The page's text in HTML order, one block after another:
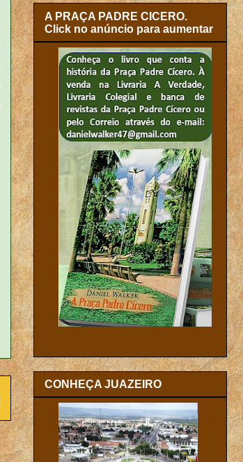
A PRAÇA PADRE CICERO.
Click no anúncio para aumentar
CONHEÇA JUAZEIRO